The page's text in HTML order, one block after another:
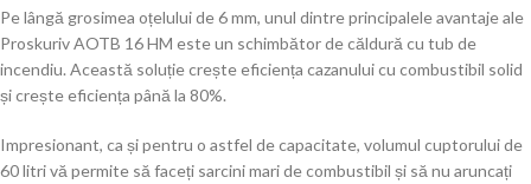
Pe lângă grosimea oțelului de 6 mm, unul dintre principalele avantaje ale
Proskuriv AOTB 16 HM este un schimbător de căldură cu tub de
incendiu. Această soluție crește eficiența cazanului cu combustibil solid
și crește eficiența până la 80%.
Impresionant, ca și pentru o astfel de capacitate, volumul cuptorului de
60 litri vă permite să faceți sarcini mari de combustibil și să nu aruncați